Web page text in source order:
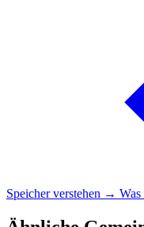
Speicher verstehen →